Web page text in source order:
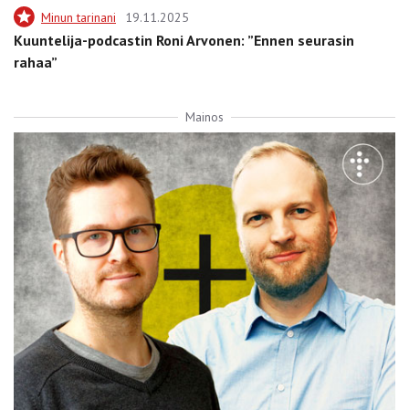
Minun tarinani 19.11.2025
Kuuntelija-podcastin Roni Arvonen: ”Ennen seurasin
rahaa”
Mainos